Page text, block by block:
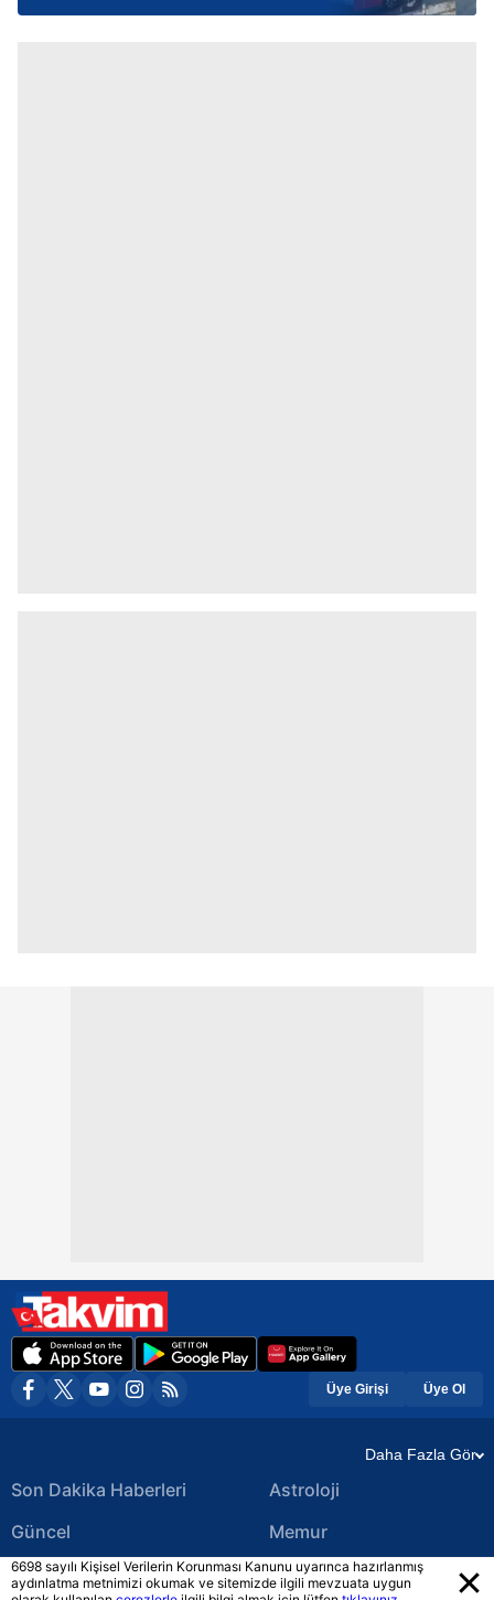
papatyalarla son veda
Üye Girişi Üye Ol
Daha Fazla Gör
Son Dakika Haberleri
Güncel
Ekonomi Haberleri
Astroloji
Memur
Yerel Haberler
6698 sayılı Kişisel Verilerin Korunması Kanunu uyarınca hazırlanmış
aydınlatma metnimizi okumak ve sitemizde ilgili mevzuata uygun